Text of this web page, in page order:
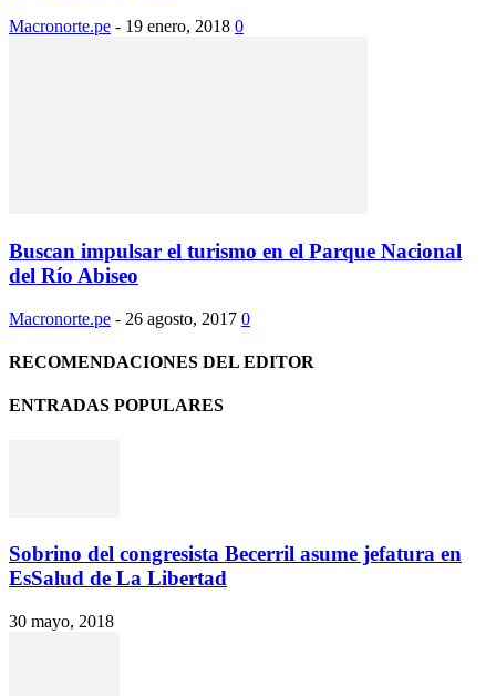
Macronorte.pe - 19 enero, 2018 0
Buscan impulsar el turismo en el Parque Nacional
del Río Abiseo
Macronorte.pe - 26 agosto, 2017 0
RECOMENDACIONES DEL EDITOR
ENTRADAS POPULARES
Sobrino del congresista Becerril asume jefatura en
EsSalud de La Libertad
30 mayo, 2018